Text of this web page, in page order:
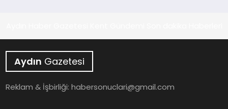
Aydın Gazetesi
Reklam & İşbirliği:habersonuclari@gmail.com